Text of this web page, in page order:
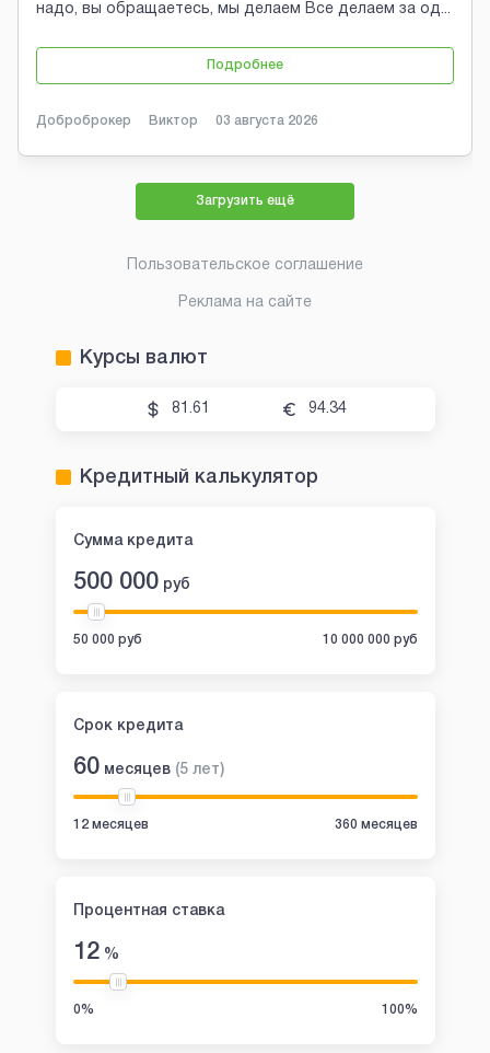
надо, вы обращаетесь, мы делаем Все делаем за од...
Подробнее
Доброброкер Виктор 03 августа 2026
Загрузить ещё
Пользовательское соглашение
Реклама на сайте
Курсы валют
81.61 94.34
Кредитный калькулятор
Сумма кредита
500 000 руб
50 000 руб 10 000 000 руб
Срок кредита
60 месяцев (5 лет)
12 месяцев 360 месяцев
Процентная ставка
12%
0% 100%